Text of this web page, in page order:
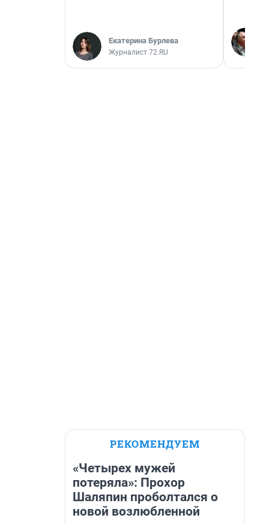
Екатерина Бурлева
Журналист 72.RU
РЕКОМЕНДУЕМ
«Четырех мужей
потеряла»: Прохор
Шаляпин проболтался о
новой возлюбленной